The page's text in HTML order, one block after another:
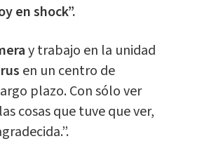
en shock”.
y trabajo en la unidad
en un centro de
plazo. Con sólo ver
cosas que tuve que ver,